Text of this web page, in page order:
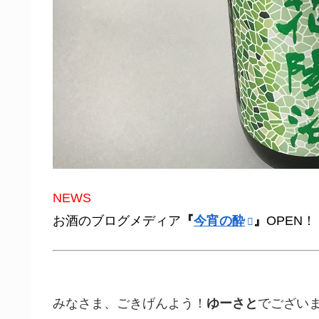
NEWS
お酒のブログメディア 『今宵の酔 』 OPEN！
みなさま、ごきげんよう！ ゆーさと でござい